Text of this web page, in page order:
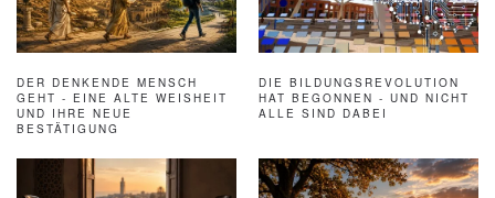
DER DENKENDE MENSCH
GEHT - EINE ALTE WEISHEIT
UND IHRE NEUE
BESTÄTIGUNG
DIE BILDUNGSREVOLUTION
HAT BEGONNEN - UND NICHT
ALLE SIND DABEI